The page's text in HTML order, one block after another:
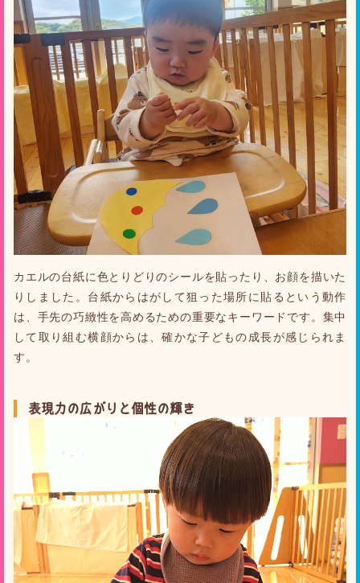
カエルの台紙に色とりどりのシールを貼ったり、お顔を描いた
りしました。台紙からはがして狙った場所に貼るという動作
は、手先の巧緻性を高めるための重要なキーワードです。集中
して取り組む横顔からは、確かな子どもの成長が感じられま
す。
表現力の広がりと個性の輝き